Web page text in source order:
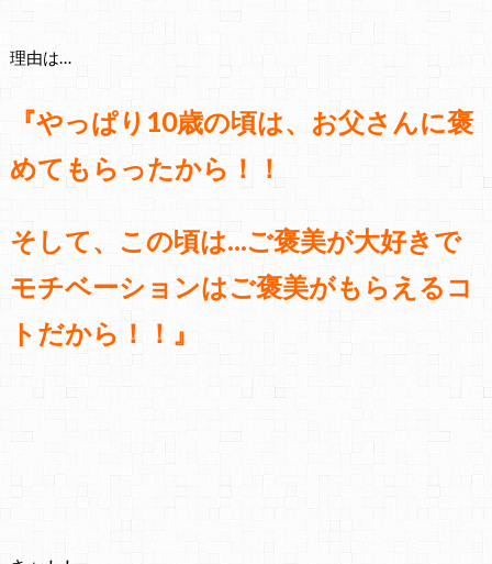
理由は…
『やっぱり10歳の頃は、お父さんに褒
めてもらったから！！
そして、この頃は…ご褒美が大好きで
モチベーションはご褒美がもらえるコ
トだから！！』